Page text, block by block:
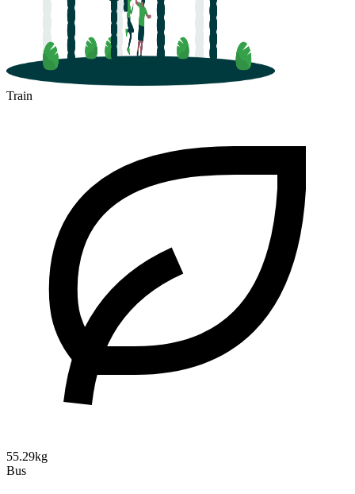
Train
55.29kg
Bus